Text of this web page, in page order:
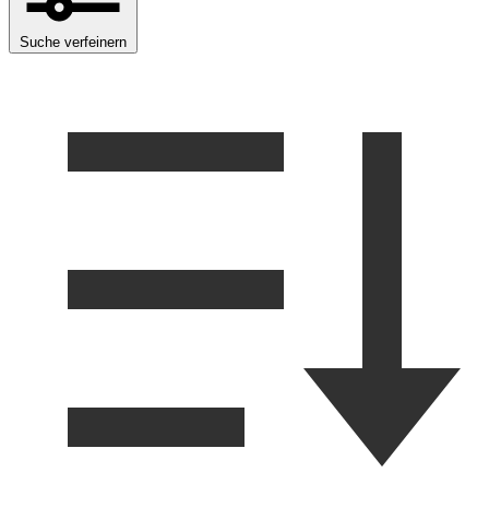
Suche verfeinern